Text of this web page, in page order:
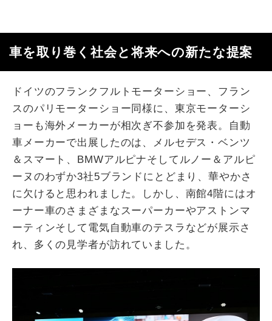
車を取り巻く社会と将来への新たな提案
ドイツのフランクフルトモーターショー、フラン
スのパリモーターショー同様に、東京モーターシ
ョーも海外メーカーが相次ぎ不参加を発表。自動
車メーカーで出展したのは、メルセデス・ベンツ
＆スマート、BMWアルピナそしてルノー＆アルピ
ーヌのわずか3社5ブランドにとどまり、華やかさ
に欠けると思われました。しかし、南館4階にはオ
ーナー車のさまざまなスーパーカーやアストンマ
ーティンそして電気自動車のテスラなどが展示さ
れ、多くの見学者が訪れていました。